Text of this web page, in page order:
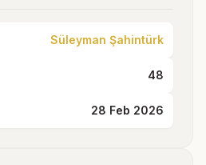
Süleyman Şahintürk
48
28 Feb 2026